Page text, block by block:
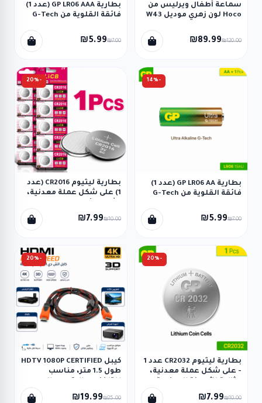
سماعة أطفال ويرليس من
Hoco لون زهري موديل W43
₪89.99₪120.00
بطارية GP LR06 AAA (عدد 1)
فائقة القلوية من G-Tech
₪5.99₪7.00
-14%
بطارية GP LR06 AA (عدد 1)
فائقة القلوية من G-Tech
₪5.99₪7.00
-20%
بطارية ليثيوم CR2016 (عدد
1) على شكل عملة معدنية،
مثل الساعات، الآلات
الحاسبة، ومفاتيح السيارات
₪7.99₪10.00
-20%
بطارية ليثيوم CR2032 عدد 1
- على شكل عملة معدنية،
مثل الساعات، والآلات
₪7.99₪10.00
-20%
كيبل HDTV 1080P CERTIFIED
طول 1.5 متر، مناسب
الدقة، تلفزيون البلازما،
₪19.99₪25.00